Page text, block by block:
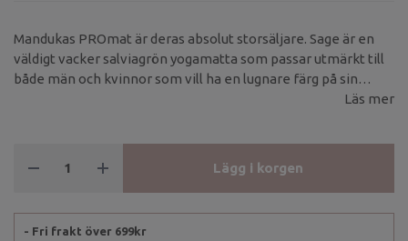
Mandukas PROmat är deras absolut storsäljare. Sage är en
väldigt vacker salviagrön yogamatta som passar utmärkt till
både män och kvinnor som vill ha en lugnare färg på sin
Läs mer
Lägg i korgen
- Fri frakt över 699kr